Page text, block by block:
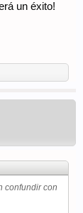
podía ser de
madrid se
@Cancuflas
un éxito!
confundir con